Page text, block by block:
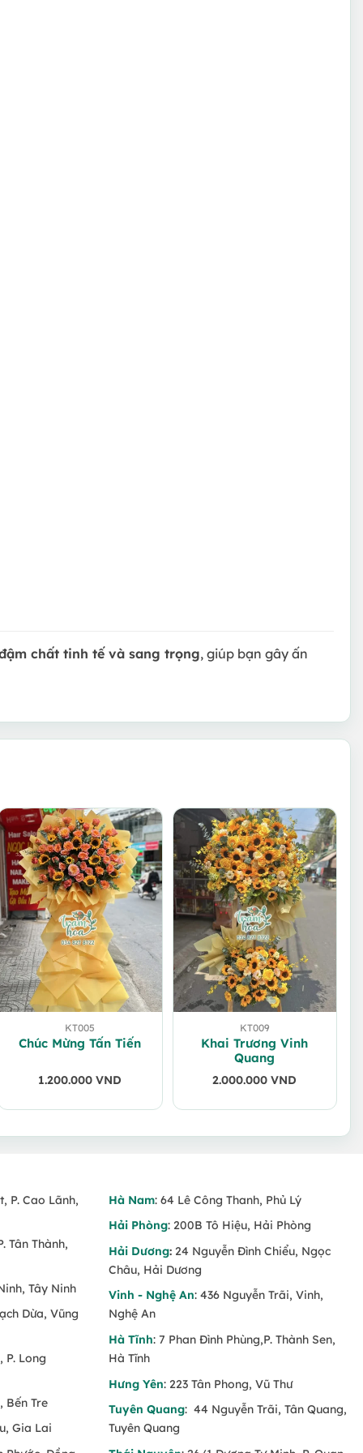
chất tinh tế và sang trọng, giúp bạn gây ấn
KT005
Chúc Mừng Tấn Tiến
1.200.000VND
KT009
Khai Trương Vinh
Quang
2.000.000VND
P. Cao Lãnh,
Tân Thành,
Tây Ninh
Dừa, Vũng
P. Long
Bến Tre
Gia Lai
Hà Nam: 64 Lê Công Thanh, Phủ Lý
Hải Phòng: 200B Tô Hiệu, Hải Phòng
Hải Dương: 24 Nguyễn Đình Chiểu, Ngọc
Châu, Hải Dương
Vinh - Nghệ An: 436 Nguyễn Trãi, Vinh,
Nghệ An
Hà Tĩnh: 7 Phan Đình Phùng,P. Thành Sen,
Hà Tĩnh
Hưng Yên: 223 Tân Phong, Vũ Thư
Tuyên Quang: 44 Nguyễn Trãi, Tân Quang,
Tuyên Quang